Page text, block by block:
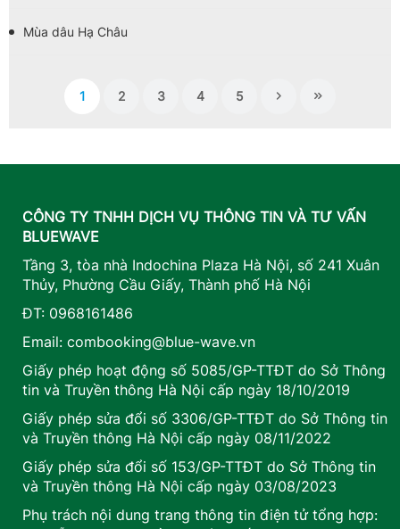
Mùa dâu Hạ Châu
1 2 3 4 5
CÔNG TY TNHH DỊCH VỤ THÔNG TIN VÀ TƯ VẤN
BLUEWAVE
Tầng 3, tòa nhà Indochina Plaza Hà Nội, số 241 Xuân
Thủy, Phường Cầu Giấy, Thành phố Hà Nội
ĐT: 0968161486
Email: combooking@blue-wave.vn
Giấy phép hoạt động số 5085/GP-TTĐT do Sở Thông
tin và Truyền thông Hà Nội cấp ngày 18/10/2019
Giấy phép sửa đổi số 3306/GP-TTĐT do Sở Thông tin
và Truyền thông Hà Nội cấp ngày 08/11/2022
Giấy phép sửa đổi số 153/GP-TTĐT do Sở Thông tin
và Truyền thông Hà Nội cấp ngày 03/08/2023
Phụ trách nội dung trang thông tin điện tử tổng hợp: